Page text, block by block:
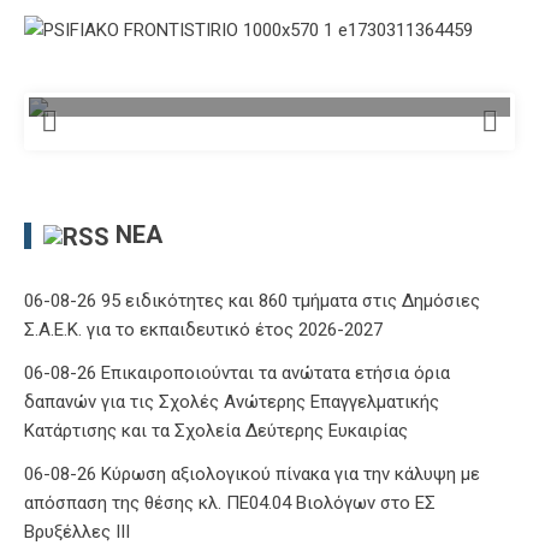
ΝΈΑ
06-08-26 95 ειδικότητες και 860 τμήματα στις Δημόσιες
Σ.Α.Ε.Κ. για το εκπαιδευτικό έτος 2026-2027
06-08-26 Επικαιροποιούνται τα ανώτατα ετήσια όρια
δαπανών για τις Σχολές Ανώτερης Επαγγελματικής
Κατάρτισης και τα Σχολεία Δεύτερης Ευκαιρίας
06-08-26 Κύρωση αξιολογικού πίνακα για την κάλυψη με
απόσπαση της θέσης κλ. ΠΕ04.04 Βιολόγων στο ΕΣ
Βρυξέλλες ΙΙΙ